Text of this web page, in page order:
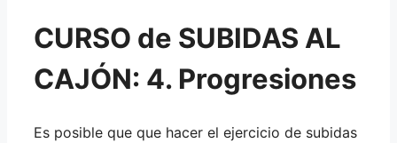
CURSO de SUBIDAS AL
CAJÓN: 4. Progresiones
Es posible que que hacer el ejercicio de subidas